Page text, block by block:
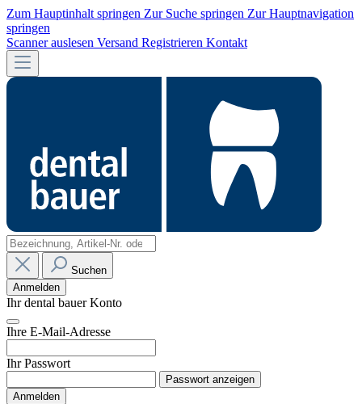
Zum Hauptinhalt springen Zur Suche springen Zur Hauptnavigation
springen
Scanner auslesen Versand Registrieren Kontakt
Suchen
Anmelden
Ihr dental bauer Konto
Ihre E-Mail-Adresse
Ihr Passwort
Passwort anzeigen
Anmelden